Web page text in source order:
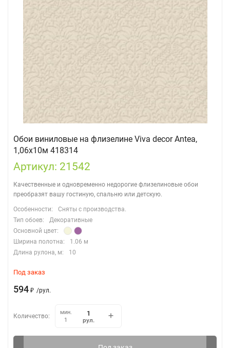
Обои виниловые на флизелине Viva decor Antea,
1,06х10м 418314
Артикул: 21542
Качественные и одновременно недорогие флизелиновые обои
преобразят вашу гостиную, спальню или детскую.
Особенности:
Сняты с производства.
Тип обоев:
Декоративные
Основной цвет:
Ширина полотна:
1.06 м
Длина рулона, м:
10
Под заказ
594 ₽ /рул.
Количество:
мин.
1
рул.